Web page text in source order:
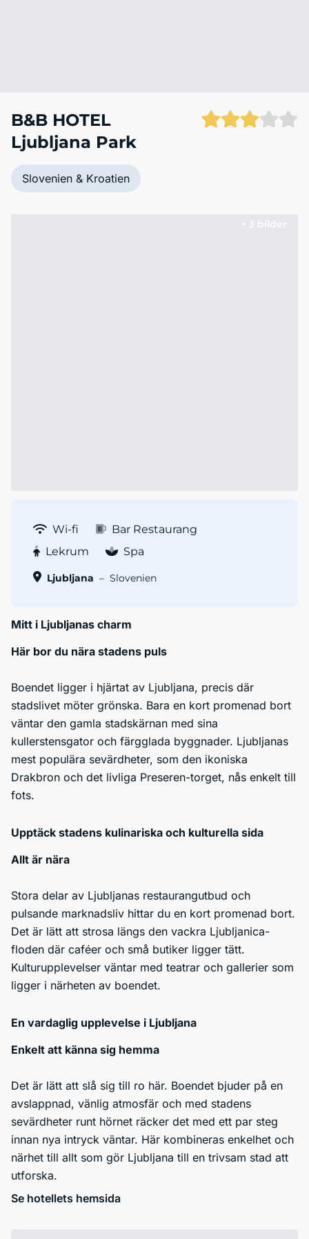
B&B HOTEL
Ljubljana Park
Slovenien & Kroatien
+ 3 bilder
Wi-fi
Bar Restaurang
Lekrum
Spa
Ljubljana – Slovenien
Mitt i Ljubljanas charm
Här bor du nära stadens puls
Boendet ligger i hjärtat av Ljubljana, precis där
stadslivet möter grönska. Bara en kort promenad bort
väntar den gamla stadskärnan med sina
kullerstensgator och färgglada byggnader. Ljubljanas
mest populära sevärdheter, som den ikoniska
Drakbron och det livliga Preseren-torget, nås enkelt till
fots.
Upptäck stadens kulinariska och kulturella sida
Allt är nära
Stora delar av Ljubljanas restaurangutbud och
pulsande marknadsliv hittar du en kort promenad bort.
Det är lätt att strosa längs den vackra Ljubljanica-
floden där caféer och små butiker ligger tätt.
Kulturupplevelser väntar med teatrar och gallerier som
ligger i närheten av boendet.
En vardaglig upplevelse i Ljubljana
Enkelt att känna sig hemma
Det är lätt att slå sig till ro här. Boendet bjuder på en
avslappnad, vänlig atmosfär och med stadens
sevärdheter runt hörnet räcker det med ett par steg
innan nya intryck väntar. Här kombineras enkelhet och
närhet till allt som gör Ljubljana till en trivsam stad att
utforska.
Se hotellets hemsida